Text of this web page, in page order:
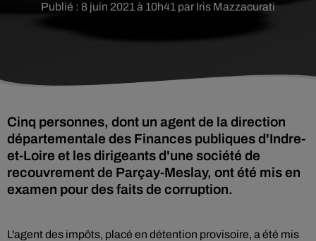
Publié : 8 juin 2021 à 10h41 par Iris Mazzacurati
Cinq personnes, dont un agent de la direction
départementale des Finances publiques d'Indre-
et-Loire et les dirigeants d'une société de
recouvrement de Parçay-Meslay, ont été mis en
examen pour des faits de corruption.
L'agent des impôts, placé en détention provisoire, a été mis